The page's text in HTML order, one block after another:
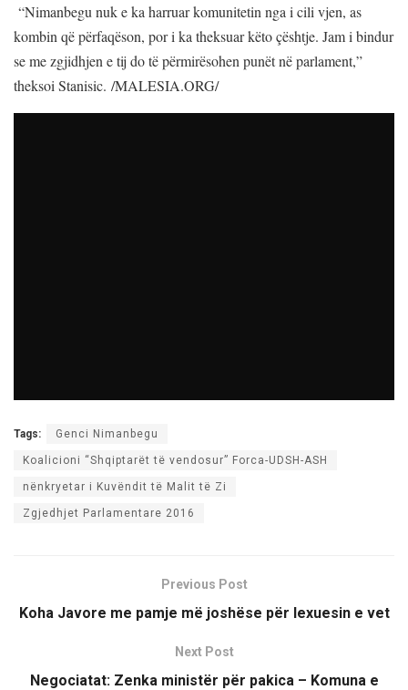
“Nimanbegu nuk e ka harruar komunitetin nga i cili vjen, as
kombin që përfaqëson, por i ka theksuar këto çështje. Jam i bindur
se me zgjidhjen e tij do të përmirësohen punët në parlament,”
theksoi Stanisic. /MALESIA.ORG/
Tags: Genci Nimanbegu
Koalicioni “Shqiptarët të vendosur” Forca-UDSH-ASH
nënkryetar i Kuvëndit të Malit të Zi
Zgjedhjet Parlamentare 2016
Previous Post
Koha Javore me pamje më joshëse për lexuesin e vet
Next Post
Negociatat: Zenka ministër për pakica – Komuna e